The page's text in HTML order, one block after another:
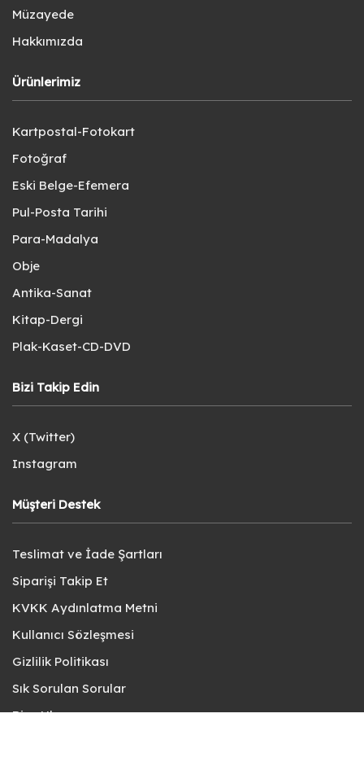
Müzayede
Hakkımızda
Ürünlerimiz
Kartpostal-Fotokart
Fotoğraf
Eski Belge-Efemera
Pul-Posta Tarihi
Para-Madalya
Obje
Antika-Sanat
Kitap-Dergi
Plak-Kaset-CD-DVD
Bizi Takip Edin
X (Twitter)
Instagram
Müşteri Destek
Teslimat ve İade Şartları
Siparişi Takip Et
KVKK Aydınlatma Metni
Kullanıcı Sözleşmesi
Gizlilik Politikası
Sık Sorulan Sorular
Bize Ulaşın